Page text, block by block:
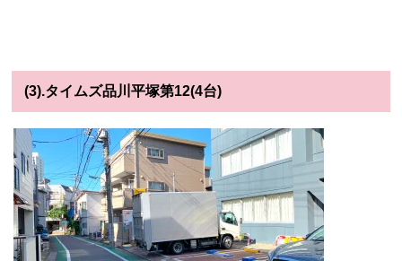
(3).タイムズ品川平塚第12(4台)